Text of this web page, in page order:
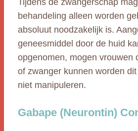
Tijdens de zwangerschap
behandeling alleen worden
absoluut noodzakelijk is.
geneesmiddel door de huid
opgenomen, mogen vrouwen
of zwanger kunnen worden
niet manipuleren.
Gabape (Neurontin)